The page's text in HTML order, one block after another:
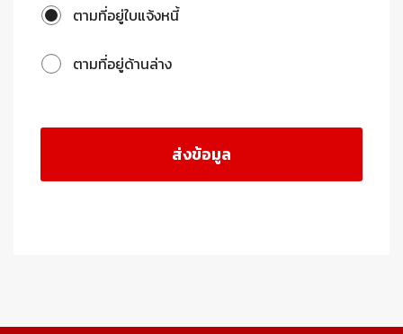
ตามที่อยู่ใบแจ้งหนี้
ตามที่อยู่ด้านล่าง